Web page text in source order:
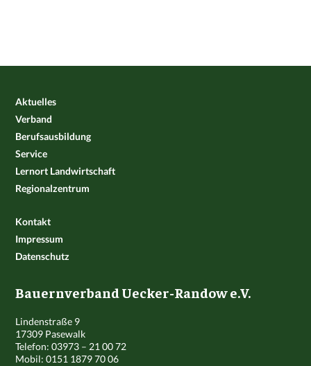
Aktuelles
Verband
Berufsausbildung
Service
Lernort Landwirtschaft
Regionalzentrum
Kontakt
Impressum
Datenschutz
Bauernverband Uecker-Randow e.V.
Lindenstraße 9
17309 Pasewalk
Telefon: 03973 – 21 00 72
Mobil: 0151 1879 70 06